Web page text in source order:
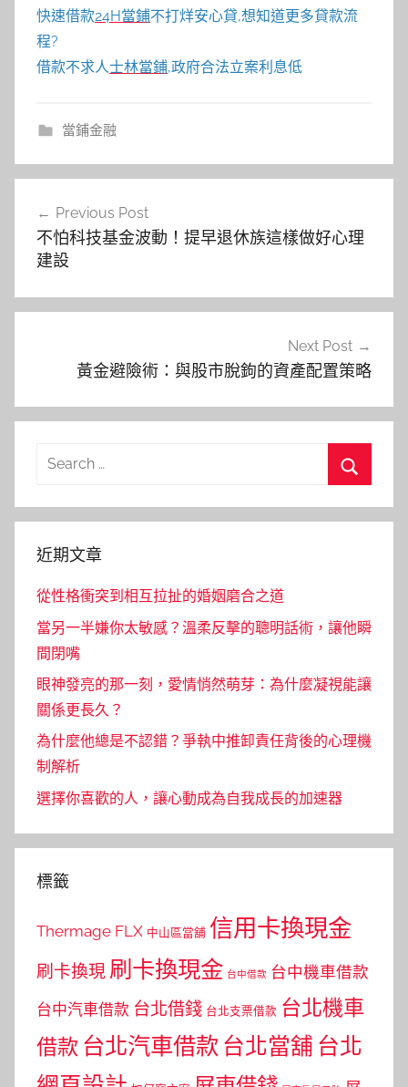
快速借款24H當鋪不打烊安心貸,想知道更多貸款流
程?
借款不求人士林當鋪,政府合法立案利息低
當鋪金融
導
覽
Previous Post
不怕科技基金波動！提早退休族這樣做好心理
建設
Next Post
黃金避險術：與股市脫鉤的資產配置策略
Search
近期文章
從性格衝突到相互拉扯的婚姻磨合之道
當另一半嫌你太敏感？溫柔反擊的聰明話術，讓他瞬
間閉嘴
眼神發亮的那一刻，愛情悄然萌芽：為什麼凝視能讓
關係更長久？
為什麼他總是不認錯？爭執中推卸責任背後的心理機
制解析
選擇你喜歡的人，讓心動成為自我成長的加速器
標籤
Thermage FLX 中山區當舖 信用卡換現金
刷卡換現 刷卡換現金 台中借款 台中機車借款
台中汽車借款 台北借錢 台北支票借款 台北機車
借款 台北汽車借款 台北當舖 台北